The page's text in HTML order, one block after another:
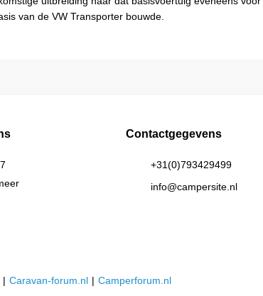
van de VW Transporter bouwde.
Contactgegevens
+31(0)793429499
info@campersite.nl
| Caravan-forum.nl | Camperforum.nl